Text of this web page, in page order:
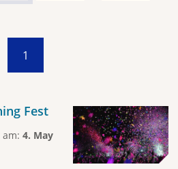
1
Fest
4. May